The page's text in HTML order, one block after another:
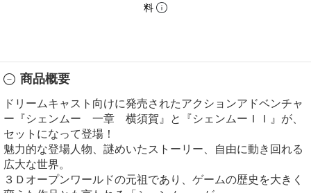
料
商品概要
ドリームキャスト向けに発売されたアクションアドベンチャ
ー『シェンムー 一章 横須賀』と『シェンムーＩＩ』が、
セットになって登場！
魅力的な登場人物、謎めいたストーリー、自由に動き回れる
広大な世界。
３Ｄオープンワールドの元祖であり、ゲームの歴史を大きく